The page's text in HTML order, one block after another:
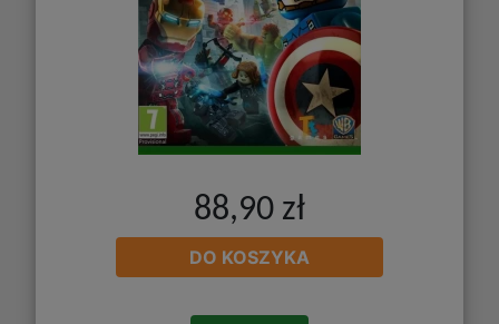
88,90 zł
DO KOSZYKA